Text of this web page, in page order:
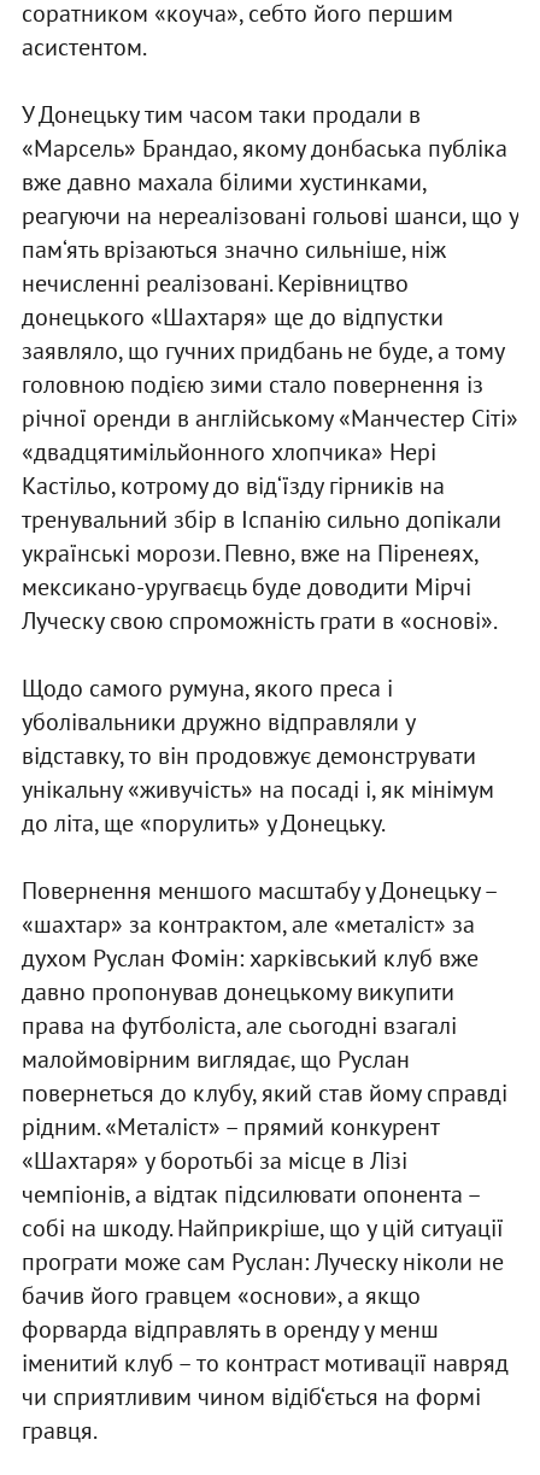
соратником «коуча», себто його першим
асистентом.
У Донецьку тим часом таки продали в
«Марсель» Брандао, якому донбаська публіка
вже давно махала білими хустинками,
реагуючи на нереалізовані гольові шанси, що у
пам‘ять врізаються значно сильніше, ніж
нечисленні реалізовані. Керівництво
донецького «Шахтаря» ще до відпустки
заявляло, що гучних придбань не буде, а тому
головною подією зими стало повернення із
річної оренди в англійському «Манчестер Сіті»
«двадцятимільйонного хлопчика» Нері
Кастільо, котрому до від‘їзду гірників на
тренувальний збір в Іспанію сильно допікали
українські морози. Певно, вже на Піренеях,
мексикано-уругваєць буде доводити Мірчі
Луческу свою спроможність грати в «основі».
Щодо самого румуна, якого преса і
уболівальники дружно відправляли у
відставку, то він продовжує демонструвати
унікальну «живучість» на посаді і, як мінімум
до літа, ще «порулить» у Донецьку.
Повернення меншого масштабу у Донецьку –
«шахтар» за контрактом, але «металіст» за
духом Руслан Фомін: харківський клуб вже
давно пропонував донецькому викупити
права на футболіста, але сьогодні взагалі
малоймовірним виглядає, що Руслан
повернеться до клубу, який став йому справді
рідним. «Металіст» – прямий конкурент
«Шахтаря» у боротьбі за місце в Лізі
чемпіонів, а відтак підсилювати опонента –
собі на шкоду. Найприкріше, що у цій ситуації
програти може сам Руслан: Луческу ніколи не
бачив його гравцем «основи», а якщо
форварда відправлять в оренду у менш
іменитий клуб – то контраст мотивації навряд
чи сприятливим чином відіб‘ється на формі
гравця.